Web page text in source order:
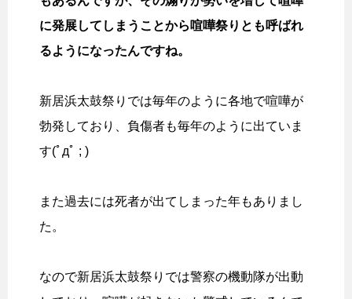
に発展してしまうことから喧嘩祭りとも呼ばれ
るようになったんですね。
新居浜太鼓祭りでは毎年のように各地で喧嘩が
勃発しており、負傷者も毎年のように出ていま
す(ﾟдﾟ ; )
また過去には死者が出てしまった年もありまし
た。
なので新居浜太鼓祭りでは警察の機動隊が出動